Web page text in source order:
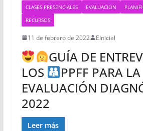
CLASES PRESENCIALES EVALUACION
RECURSOS
11 de febrero de 2022 EInicial
GUÍA DE
LOS
PPFF PARA LA
EVALUACIÓN
2022
Leer más